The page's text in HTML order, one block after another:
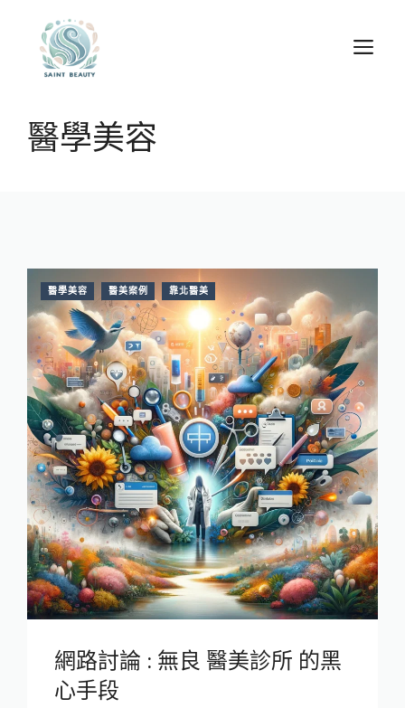
選
醫學美容
醫學美容 醫美案例 靠北醫美
網路討論 : 無良 醫美診所 的黑
心手段